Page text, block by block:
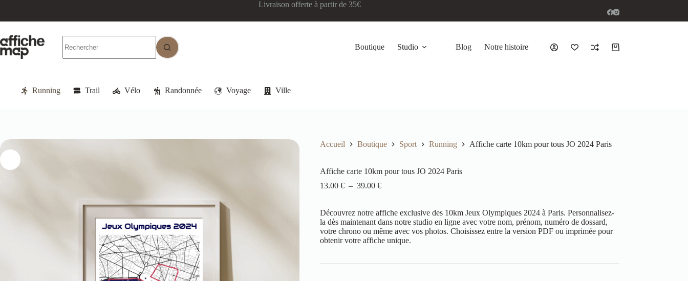
Livraison offerte à partir de 35€
Boutique Studio Blog Notre histoire
Running Trail Vélo Randonnée Voyage Ville
Accueil Boutique Sport Running Affiche carte 10km pour tous JO 2024 Paris
Affiche carte 10km pour tous JO 2024 Paris
13.00 € – 39.00 €
Découvrez notre affiche exclusive des 10km Jeux Olympiques 2024 à Paris. Personnalisez-
la dès maintenant dans notre studio en ligne avec votre nom, prénom, numéro de dossard,
votre chrono ou même avec vos photos. Choisissez entre la version PDF ou imprimée pour
obtenir votre affiche unique.